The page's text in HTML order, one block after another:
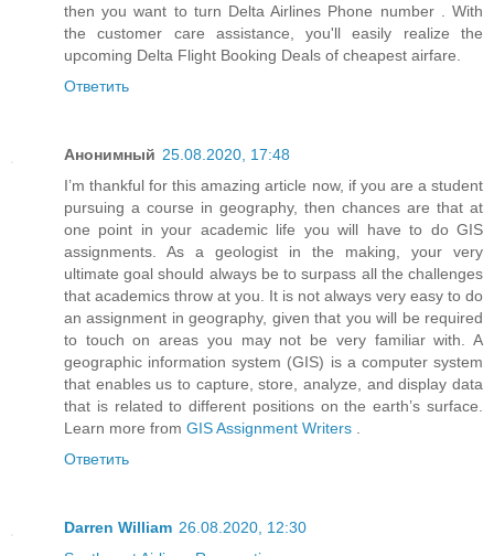
then you want to turn Delta Airlines Phone number . With
the customer care assistance, you'll easily realize the
upcoming Delta Flight Booking Deals of cheapest airfare.
Ответить
Анонимный 25.08.2020, 17:48
I’m thankful for this amazing article now, if you are a student
pursuing a course in geography, then chances are that at
one point in your academic life you will have to do GIS
assignments. As a geologist in the making, your very
ultimate goal should always be to surpass all the challenges
that academics throw at you. It is not always very easy to do
an assignment in geography, given that you will be required
to touch on areas you may not be very familiar with. A
geographic information system (GIS) is a computer system
that enables us to capture, store, analyze, and display data
that is related to different positions on the earth’s surface.
Learn more from GIS Assignment Writers
Ответить
Darren William 26.08.2020, 12:30